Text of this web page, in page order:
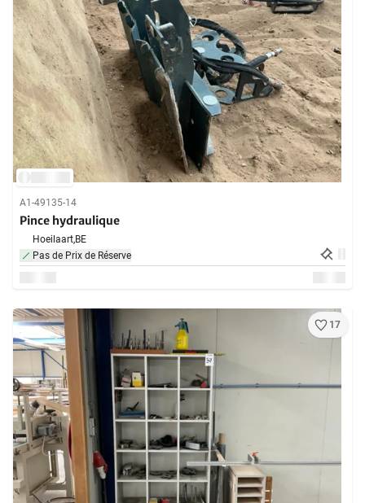
A1-49135-14
Pince hydraulique
Hoeilaart,BE
Pas de Prix de Réserve
17